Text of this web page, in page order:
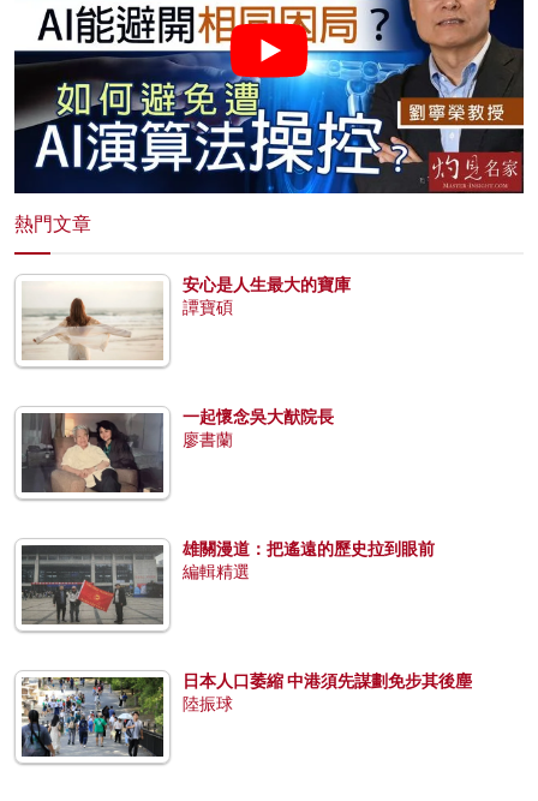
熱門文章
安心是人生最大的寶庫
譚寶碩
一起懷念吳大猷院長
廖書蘭
雄關漫道：把遙遠的歷史拉到眼前
編輯精選
日本人口萎縮 中港須先謀劃免步其後塵
陸振球